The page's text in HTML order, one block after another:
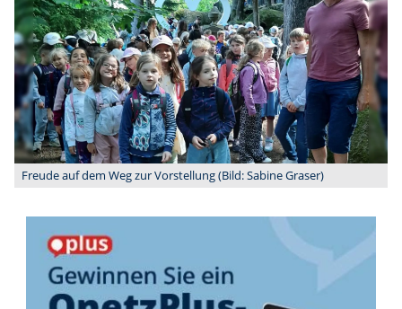
Freude auf dem Weg zur Vorstellung (Bild: Sabine Graser)